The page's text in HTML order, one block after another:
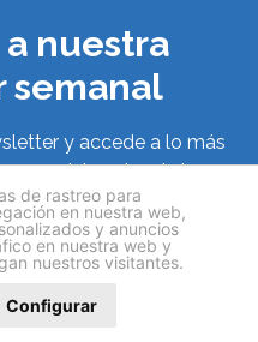
de rastreo para
en nuestra web,
y anuncios
en nuestra web y
nuestros visitantes.
Configurar
nuestra
semanal
y accede a lo más
del sector de las